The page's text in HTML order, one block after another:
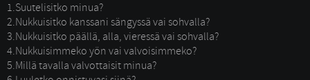
1.Suutelisitko minua?
2.Nukkuisitko kanssani sängyssä vai sohvalla?
3.Nukkuisitko päällä, alla, vieressä vai sohvalla?
4.Nukkuisimmeko yön vai valvoisimmeko?
5.Millä tavalla valvottaisit minua?